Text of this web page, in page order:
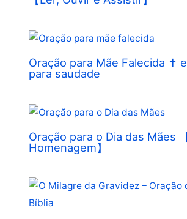
Oração para Mãe Falecida ✝︎
para saudade
Oração para o Dia das Mães
Homenagem】